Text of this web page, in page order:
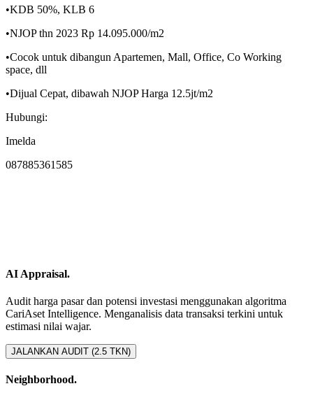
•KDB 50%, KLB 6
•NJOP thn 2023 Rp 14.095.000/m2
•Cocok untuk dibangun Apartemen, Mall, Office, Co Working
space, dll
•Dijual Cepat, dibawah NJOP Harga 12.5jt/m2
Hubungi:
Imelda
087885361585
AI Appraisal.
Audit harga pasar dan potensi investasi menggunakan algoritma
CariAset Intelligence. Menganalisis data transaksi terkini untuk
estimasi nilai wajar.
JALANKAN AUDIT (2.5 TKN)
Neighborhood.